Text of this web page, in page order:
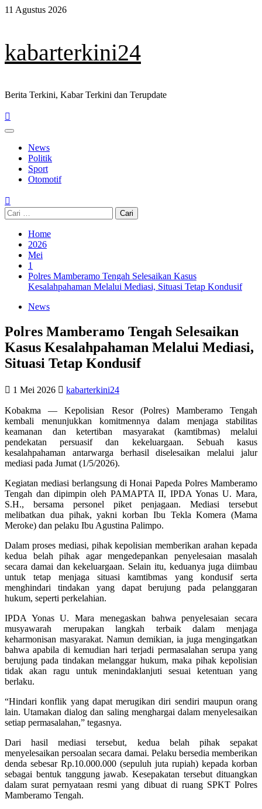
Skip
11 Agustus 2026
kabarterkini24
Berita Terkini, Kabar Terkini dan Terupdate
Primary
News
Politik
Sport
Otomotif
Cari
untuk:
Home
2026
Mei
1
Polres Mamberamo Tengah Selesaikan Kasus
Kesalahpahaman Melalui Mediasi, Situasi Tetap Kondusif
News
Polres Mamberamo Tengah Selesaikan
Kasus Kesalahpahaman Melalui Mediasi,
Situasi Tetap Kondusif
1 Mei 2026 kabarterkini24
Kobakma — Kepolisian Resor (Polres) Mamberamo Tengah
kembali menunjukkan komitmennya dalam menjaga stabilitas
keamanan dan ketertiban masyarakat (kamtibmas) melalui
pendekatan persuasif dan kekeluargaan. Sebuah kasus
kesalahpahaman antarwarga berhasil diselesaikan melalui jalur
mediasi pada Jumat (1/5/2026).
Kegiatan mediasi berlangsung di Honai Papeda Polres Mamberamo
Tengah dan dipimpin oleh PAMAPTA II, IPDA Yonas U. Mara,
S.H., bersama personel piket penjagaan. Mediasi tersebut
melibatkan dua pihak, yakni korban Ibu Tekla Komera (Mama
Meroke) dan pelaku Ibu Agustina Palimpo.
Dalam proses mediasi, pihak kepolisian memberikan arahan kepada
kedua belah pihak agar mengedepankan penyelesaian masalah
secara damai dan kekeluargaan. Selain itu, keduanya juga diimbau
untuk tetap menjaga situasi kamtibmas yang kondusif serta
menghindari tindakan yang dapat berujung pada pelanggaran
hukum, seperti perkelahian.
IPDA Yonas U. Mara menegaskan bahwa penyelesaian secara
musyawarah merupakan langkah terbaik dalam menjaga
keharmonisan masyarakat. Namun demikian, ia juga mengingatkan
bahwa apabila di kemudian hari terjadi permasalahan serupa yang
berujung pada tindakan melanggar hukum, maka pihak kepolisian
tidak akan ragu untuk menindaklanjuti sesuai ketentuan yang
berlaku.
“Hindari konflik yang dapat merugikan diri sendiri maupun orang
lain. Utamakan dialog dan saling menghargai dalam menyelesaikan
setiap permasalahan,” tegasnya.
Dari hasil mediasi tersebut, kedua belah pihak sepakat
menyelesaikan persoalan secara damai. Pelaku bersedia memberikan
denda sebesar Rp.10.000.000 (sepuluh juta rupiah) kepada korban
sebagai bentuk tanggung jawab. Kesepakatan tersebut dituangkan
dalam surat pernyataan resmi yang dibuat di ruang SPKT Polres
Mamberamo Tengah.